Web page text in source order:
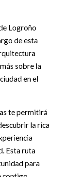
Logroño
de esta
sobre la
en el
te permitirá
la rica
Esta ruta
para